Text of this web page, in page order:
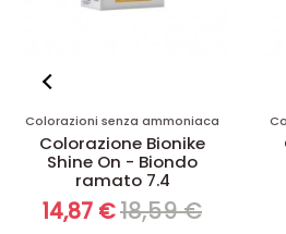
Colorazioni senza ammoniaca
Colorazione Bionike
Shine On - Biondo
Chiarissimo 9
13,94 €18,59 €